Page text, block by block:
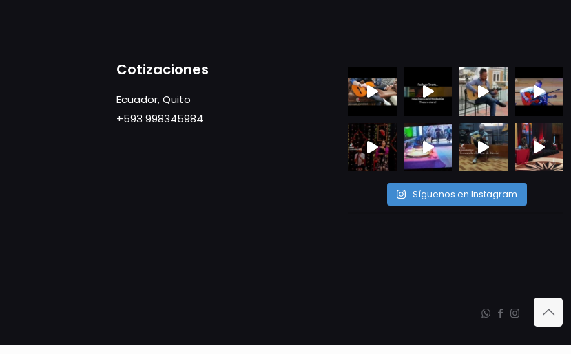
Cotizaciones
Ecuador, Quito
+593 998345984
Síguenos en Instagram